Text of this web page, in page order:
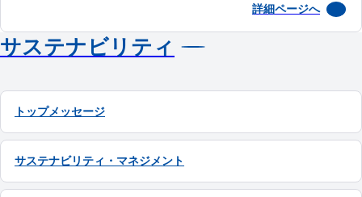
詳細ページへ
サステナビリティ
トップメッセージ
サステナビリティ・マネジメント